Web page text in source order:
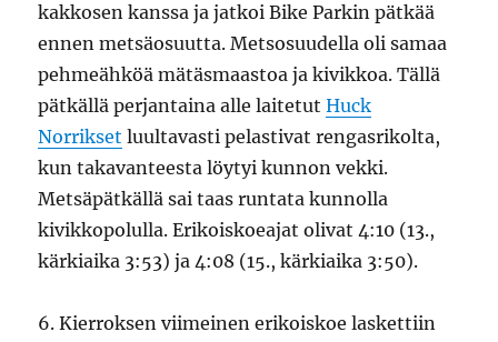
kakkosen kanssa ja jatkoi Bike Parkin pätkää
ennen metsäosuutta. Metsosuudella oli samaa
pehmeähköä mätäsmaastoa ja kivikkoa. Tällä
pätkällä perjantaina alle laitetutHuck
Norrikset luultavasti pelastivat rengasrikolta,
kun takavanteesta löytyi kunnon vekki.
Metsäpätkällä sai taas runtata kunnolla
kivikkopolulla. Erikoiskoeajat olivat 4:10 (13.,
kärkiaika 3:53) ja 4:08 (15., kärkiaika 3:50).
6. Kierroksen viimeinen erikoiskoe laskettiin